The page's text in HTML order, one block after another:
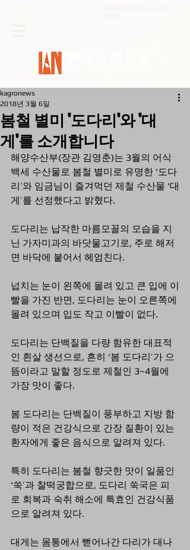
봄철 별미 '도다리'와 '대
게'를 소개합니다
kagronews
2018년 3월 6일
해양수산부(장관 김영춘)는 3월의 어식
백세 수산물로 봄철 별미로 유명한 ‘도다
리’와 임금님이 즐겨먹던 제철 수산물 ‘대
게’를 선정했다고 밝혔다.
도다리는 납작한 마름모꼴의 모습을 지
닌 가자미과의 바닷물고기로, 주로 해저
면 바닥에 붙어서 헤엄친다.
넙치는 눈이 왼쪽에 몰려 있고 큰 입에 이
빨을 가진 반면, 도다리는 눈이 오른쪽에
몰려 있으며 입도 작고 이빨이 없다.
도다리는 단백질을 다량 함유한 대표적
인 흰살 생선으로, 흔히 ‘봄 도다리’가 으
뜸이라고 말할 정도로 제철인 3~4월에
가장 맛이 좋다.
봄 도다리는 단백질이 풍부하고 지방 함
량이 적은 건강식으로 간장 질환이 있는
환자에게 좋은 음식으로 알려져 있다.
특히 도다리는 봄철 향긋한 맛이 일품인
‘쑥’과 찰떡궁합으로, 도다리 쑥국은 피
로 회복과 숙취 해소에 특효인 건강식품
으로 알려져 있다.
대게는 몸통에서 뻗어나간 다리가 대나